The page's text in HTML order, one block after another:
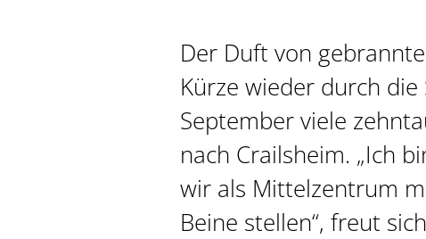
Der Duft von
Kürze wieder durch
September viele
nach Crailsheim. „Ich
wir als Mittelzentrum
Beine stellen“, freut